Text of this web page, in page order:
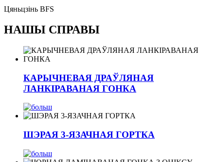
Цяньцзінь BFS
НАШЫ СПРАВЫ
КАРЫЧНЕВАЯ ДРАЎЛЯНАЯ
ЛАНКІРАВАНАЯ ГОНКА
ШЭРАЯ 3-ЯЗАЧНАЯ ГОРТКА